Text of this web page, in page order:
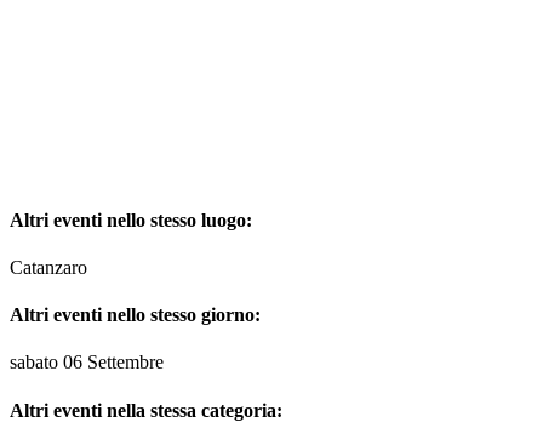
Altri eventi nello stesso luogo:
Catanzaro
Altri eventi nello stesso giorno:
sabato 06 Settembre
Altri eventi nella stessa categoria: